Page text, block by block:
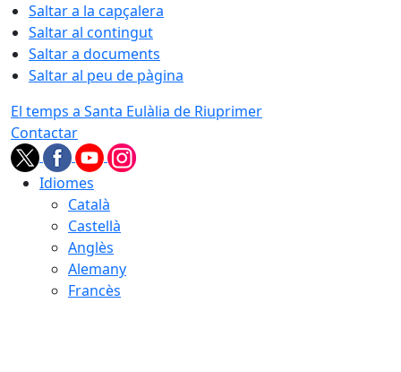
Saltar a la capçalera
Saltar al contingut
Saltar a documents
Saltar al peu de pàgina
El temps a Santa Eulàlia de Riuprimer
Contactar
Idiomes
Català
Castellà
Anglès
Alemany
Francès